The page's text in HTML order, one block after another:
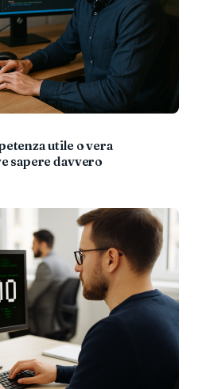
utile o vera
sapere davvero